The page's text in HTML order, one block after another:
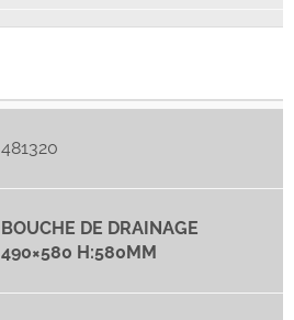
481320
BOUCHE DE DRAINAGE
490×580 H:580MM